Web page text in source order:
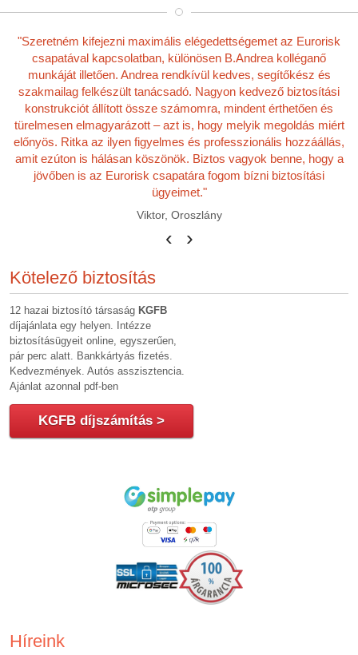
"Szeretném kifejezni maximális elégedettségemet az Eurorisk
csapatával kapcsolatban, különösen B.Andrea kolléganő
munkáját illetően. Andrea rendkívül kedves, segítőkész és
szakmailag felkészült tanácsadó. Nagyon kedvező biztosítási
konstrukciót állított össze számomra, mindent érthetően és
türelmesen elmagyarázott – azt is, hogy melyik megoldás miért
előnyös. Ritka az ilyen figyelmes és professzionális hozzáállás,
amit ezúton is hálásan köszönök. Biztos vagyok benne, hogy a
jövőben is az Eurorisk csapatára fogom bízni biztosítási
ügyeimet."
Viktor, Oroszlány
‹ ›
Kötelező biztosítás
12 hazai biztosító társaság KGFB
díjajánlata egy helyen. Intézze
biztosításügyeit online, egyszerűen,
pár perc alatt. Bankkártyás fizetés.
Kedvezmények. Autós asszisztencia.
Ajánlat azonnal pdf-ben
KGFB díjszámítás >
Híreink